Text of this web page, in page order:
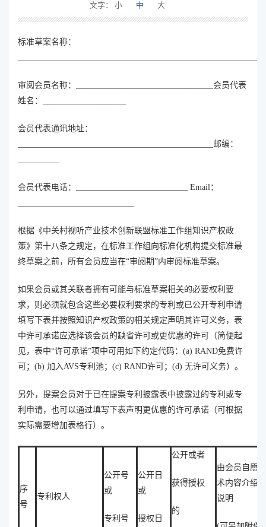
文字：
小 中 大
标准草案名称：
审阅会员名称：_________________________________会员代表
姓名：____________________
会员代表通讯地址：
_______________________________________________邮编：
会员代表电话：
Email：
根据《中关村视听产业技术创新联盟标准工作组知识产权政
策》第十八条之规定，在标准工作组向标准化机构提交标准最
终草案之前，所有会员应当在“审阅期”内审阅标准草案。
如果会员或其关联者拥有可能与标准草案相关的必要权利要
求，则必须就包含这些必要权利要求的专利或已公开专利申请
填写下表并按照知识产权政策的相关规定声明其许可义务，表
中许可承诺应选择该会员的缺省许可或更优惠的许可（简便起
见，表中“许可承诺”项中可用如下约定代码：(a) RAND免费许
可；(b) 加入AVS专利池；(c) RAND许可；(d) 无许可义务）。
另外，提案会员对于已在提案专利披露表中披露过的专利或专
利申请，也可以通过填写下表声明更优惠的许可承诺（可根据
实际需要增加表格行）。
序
号
专利权人
公开号
或
专利号
公开日
或
授权日
公开或者
获得授权
的
由会员自愿
术内容介绍
说明